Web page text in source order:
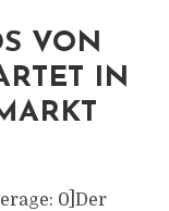
VON
IN
0]Der